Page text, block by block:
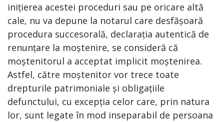
inițierea acestei proceduri sau pe oricare altă
cale, nu va depune la notarul care desfășoară
procedura succesorală, declarația autentică de
renunțare la moștenire, se consideră că
moștenitorul a acceptat implicit moștenirea.
Astfel, către moștenitor vor trece toate
drepturile patrimoniale și obligațiile
defunctului, cu excepția celor care, prin natura
lor, sunt legate în mod inseparabil de persoana